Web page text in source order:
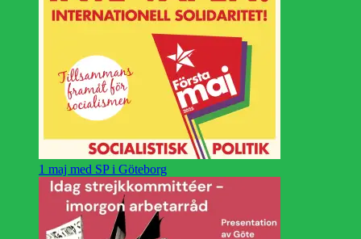
1 maj med SP i Göteborg